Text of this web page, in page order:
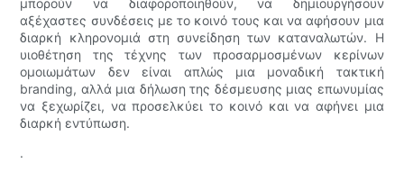
μπορούν να διαφοροποιηθούν, να δημιουργήσουν
αξέχαστες συνδέσεις με το κοινό τους και να αφήσουν μια
διαρκή κληρονομιά στη συνείδηση ​​των καταναλωτών. Η
υιοθέτηση της τέχνης των προσαρμοσμένων κερίνων
ομοιωμάτων δεν είναι απλώς μια μοναδική τακτική
branding, αλλά μια δήλωση της δέσμευσης μιας επωνυμίας
να ξεχωρίζει, να προσελκύει το κοινό και να αφήνει μια
διαρκή εντύπωση.
.